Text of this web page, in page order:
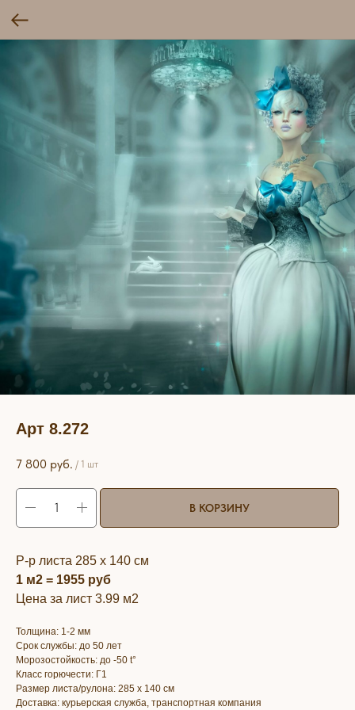
Арт 8.272
7 800 руб. / 1 шт
В КОРЗИНУ
Р-р листа 285 х 140 см
1 м2 = 1955 руб
Цена за лист 3.99 м2
Толщина: 1-2 мм
Срок службы: до 50 лет
Морозостойкость: до -50 t°
Класс горючести: Г1
Размер листа/рулона: 285 х 140 см
Доставка: курьерская служба, транспортная компания